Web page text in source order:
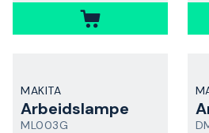
MAKITA
Arbeidslampe
ML003G